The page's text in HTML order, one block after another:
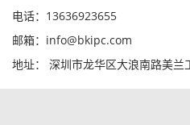
电话：13636923655
邮箱：info@bkipc.com
地址： 深圳市龙华区大浪南路美兰